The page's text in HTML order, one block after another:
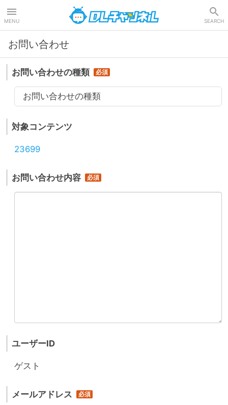
MENU SEARCH
お問い合わせ
お問い合わせの種類
お問い合わせの種類
対象コンテンツ
23699
お問い合わせ内容
ユーザーID
ゲスト
メールアドレス